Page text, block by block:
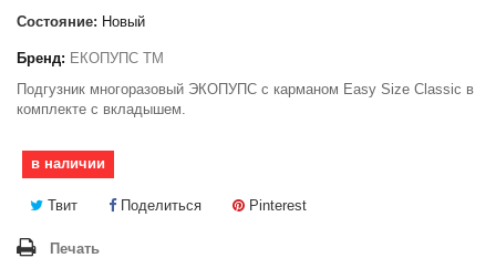
Состояние: Новый
Бренд: ЕКОПУПС ТМ
Подгузник многоразовый ЭКОПУПС с карманом Easy Size Classic в
комплекте с вкладышем.
в наличии
Твит Поделиться Pinterest
Печать